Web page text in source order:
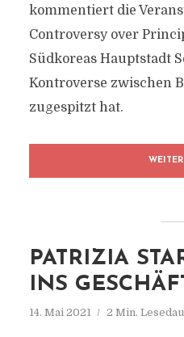
kommentiert die
Controversy over
Südkoreas Hauptstadt
Kontroverse zwischen
zugespitzt hat.
PATRIZIA
INS
14. Mai 2021 2 Min.